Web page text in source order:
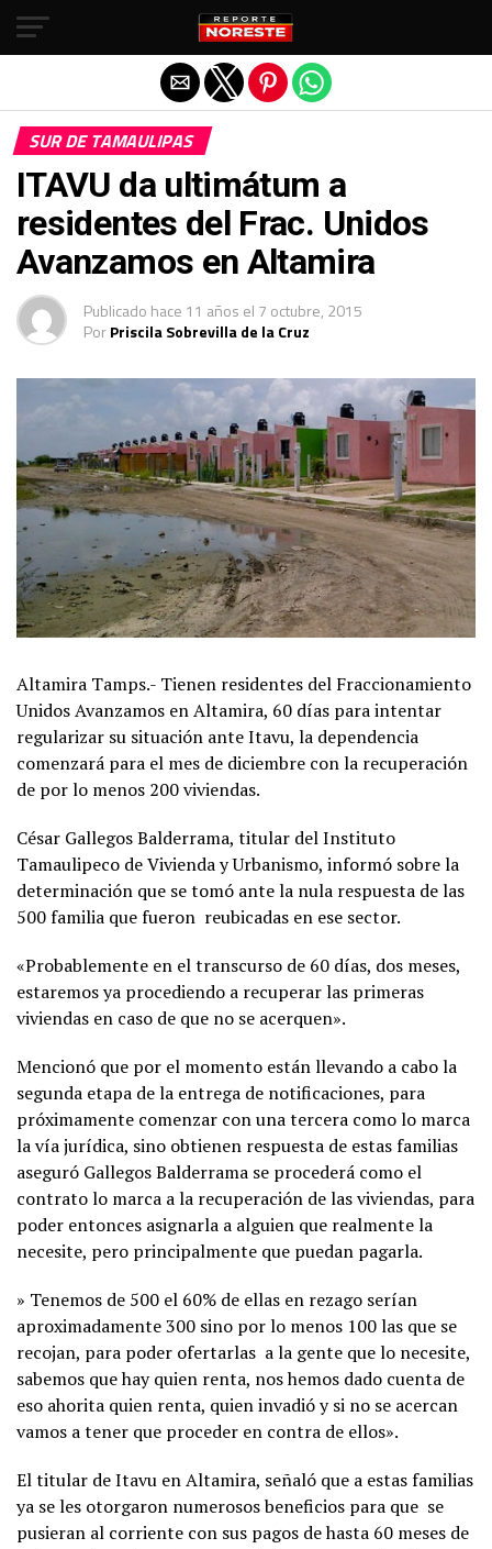
SUR DE TAMAULIPAS
ITAVU da ultimátum a
residentes del Frac. Unidos
Avanzamos en Altamira
Publicado hace 11 años el 7 octubre, 2015
PorPriscila Sobrevilla de la Cruz
Altamira Tamps.- Tienen residentes del Fraccionamiento
Unidos Avanzamos en Altamira, 60 días para intentar
regularizar su situación ante Itavu, la dependencia
comenzará para el mes de diciembre con la recuperación
de por lo menos 200 viviendas.
César Gallegos Balderrama, titular del Instituto
Tamaulipeco de Vivienda y Urbanismo, informó sobre la
determinación que se tomó ante la nula respuesta de las
500 familia que fueron reubicadas en ese sector.
«Probablemente en el transcurso de 60 días, dos meses,
estaremos ya procediendo a recuperar las primeras
viviendas en caso de que no se acerquen».
Mencionó que por el momento están llevando a cabo la
segunda etapa de la entrega de notificaciones, para
próximamente comenzar con una tercera como lo marca
la vía jurídica, sino obtienen respuesta de estas familias
aseguró Gallegos Balderrama se procederá como el
contrato lo marca a la recuperación de las viviendas, para
poder entonces asignarla a alguien que realmente la
necesite, pero principalmente que puedan pagarla.
» Tenemos de 500 el 60% de ellas en rezago serían
aproximadamente 300 sino por lo menos 100 las que se
recojan, para poder ofertarlas a la gente que lo necesite,
sabemos que hay quien renta, nos hemos dado cuenta de
eso ahorita quien renta, quien invadió y si no se acercan
vamos a tener que proceder en contra de ellos».
El titular de Itavu en Altamira, señaló que a estas familias
ya se les otorgaron numerosos beneficios para que se
pusieran al corriente con sus pagos de hasta 60 meses de
Salir de la versión móvil